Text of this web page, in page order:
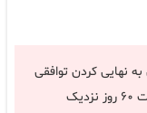
نهایی کردن توافقی
بین ایران و آمریکا برای تمدید آتش‌بس به مدت ۶۰ روز نزدیک